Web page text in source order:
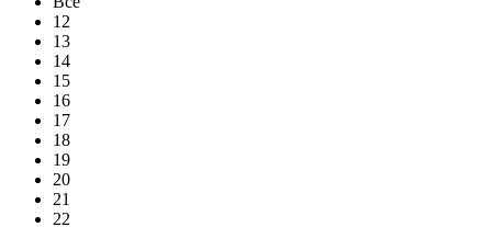
12
13
14
15
16
17
18
19
20
21
22